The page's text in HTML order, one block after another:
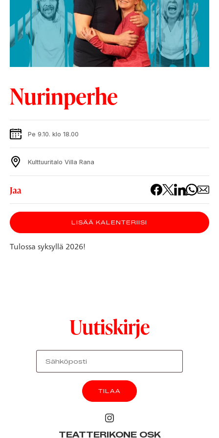
Nurinperhe
Pe 9.10. klo 18.00
Kulttuuritalo Villa Rana
Jaa
LISÄÄ KALENTERIISI
Tulossa syksyllä 2026!
Uutiskirje
TEATTERIKONE OSK